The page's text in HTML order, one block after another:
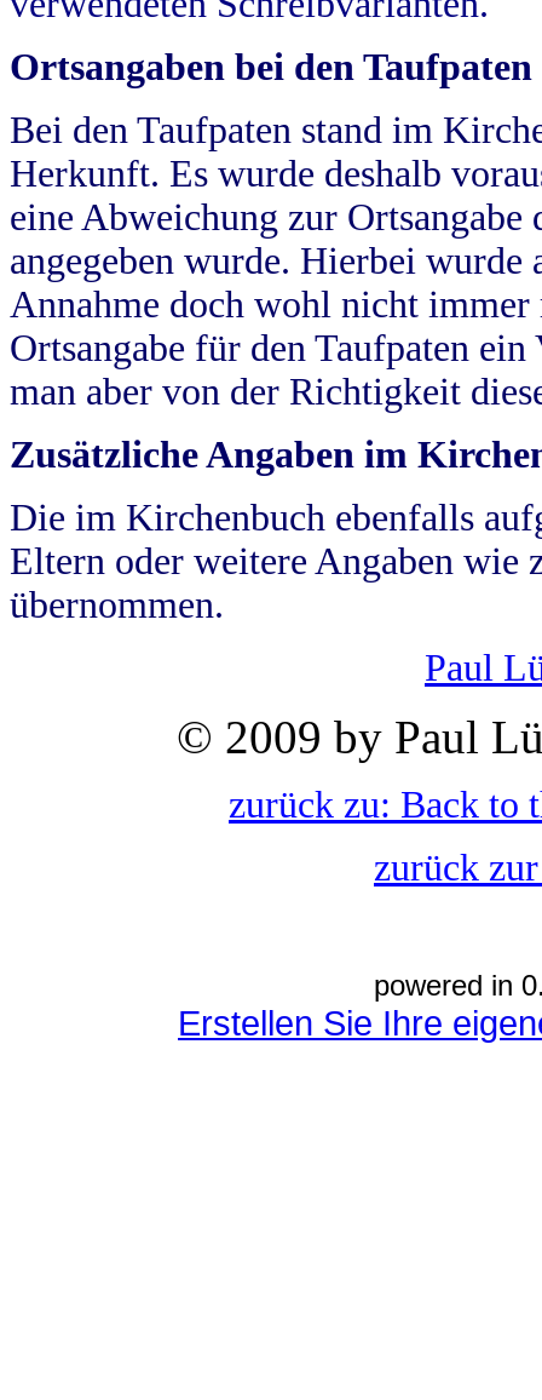
Ortsangaben bei den Taufpaten
Bei den Taufpaten stand im
Herkunft. Es wurde deshalb
eine Abweichung zur
angegeben wurde. Hierbei wurde
Annahme doch wohl nicht
Ortsangabe für den Taufpaten
man aber von der Richtigkeit
Zusätzliche Angaben im
Die im Kirchenbuch ebenfalls
Eltern oder weitere Angaben wie
übernommen.
Paul
© 2009 by Paul
zurück zu: Back to
zurück
powered in
Erstellen Sie Ihre